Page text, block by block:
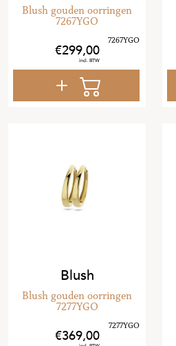
Blush gouden oorringen
7267YGO
299,00
Blush
Blush gouden oorringen
7277YGO
369,00